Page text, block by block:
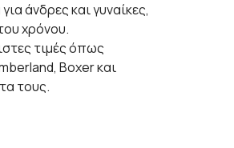
άνδρες και γυναίκες,
χρόνου.
τιμές όπως
Boxer και
τους.